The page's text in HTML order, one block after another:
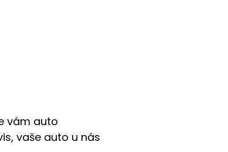
vám auto
vaše auto u nás